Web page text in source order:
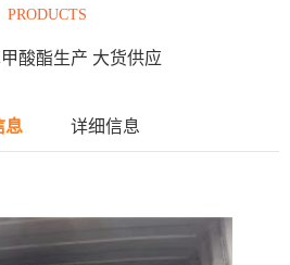
PRODUCTS
酸酯生产 大货供应
息 详细信息